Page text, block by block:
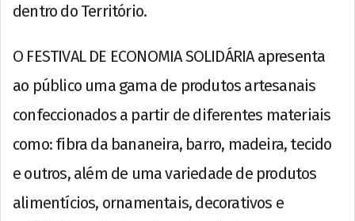
dentro do Território.
O FESTIVAL DE ECONOMIA SOLIDÁRIA apresenta
ao público uma gama de produtos artesanais
confeccionados a partir de diferentes materiais
como: fibra da bananeira, barro, madeira, tecido
e outros, além de uma variedade de produtos
alimentícios, ornamentais, decorativos e